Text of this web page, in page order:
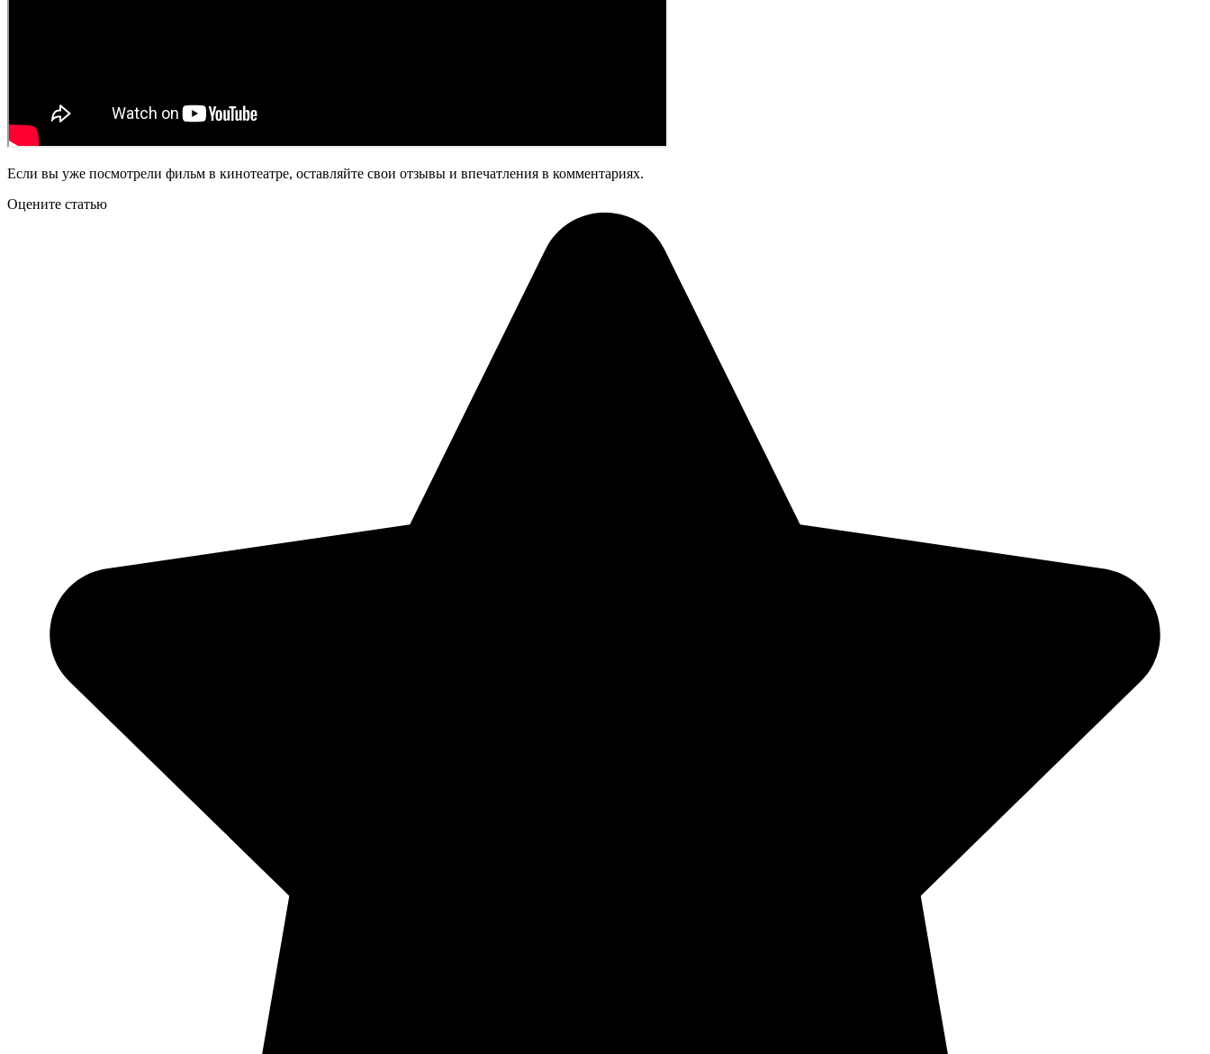
Если вы уже посмотрели фильм в кинотеатре, оставляйте свои отзывы и впечатления в комментариях.
Оцените статью